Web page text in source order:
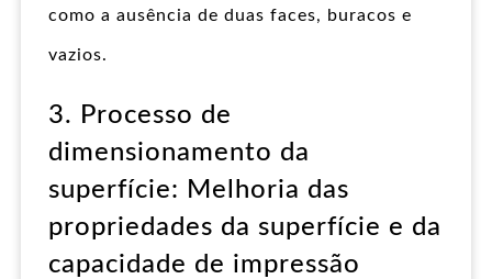
como a ausência de duas faces, buracos e
vazios.
3. Processo de
dimensionamento da
superfície: Melhoria das
propriedades da superfície e da
capacidade de impressão